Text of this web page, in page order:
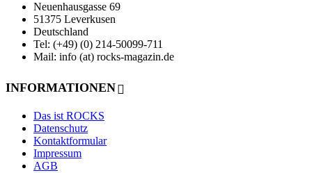
Neuenhausgasse 69
51375 Leverkusen
Deutschland
Tel: (+49) (0) 214-50099-711
Mail: info (at) rocks-magazin.de
INFORMATIONEN
Das ist ROCKS
Datenschutz
Kontaktformular
Impressum
AGB